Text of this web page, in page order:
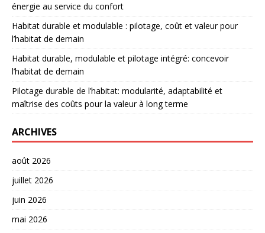
énergie au service du confort
Habitat durable et modulable : pilotage, coût et valeur pour
l’habitat de demain
Habitat durable, modulable et pilotage intégré: concevoir
l’habitat de demain
Pilotage durable de l’habitat: modularité, adaptabilité et
maîtrise des coûts pour la valeur à long terme
ARCHIVES
août 2026
juillet 2026
juin 2026
mai 2026